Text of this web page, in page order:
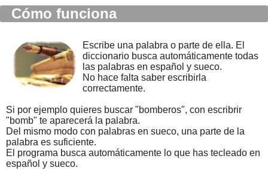
Cómo funciona
Escribe una palabra o parte de ella. El
diccionario busca automáticamente todas
las palabras en español y sueco.
No hace falta saber escribirla
correctamente.
Si por ejemplo quieres buscar "bomberos", con escribrir
"bomb" te aparecerá la palabra.
Del mismo modo con palabras en sueco, una parte de la
palabra es suficiente.
El programa busca automáticamente lo que has tecleado en
español y sueco.